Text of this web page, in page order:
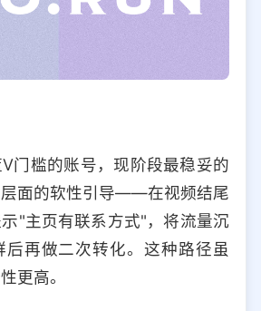
门槛的账号，现阶段最稳妥的
层面的软性引导——在视频结尾
"主页有联系方式"，将流量沉
后再做二次转化。这种路径虽
更高。